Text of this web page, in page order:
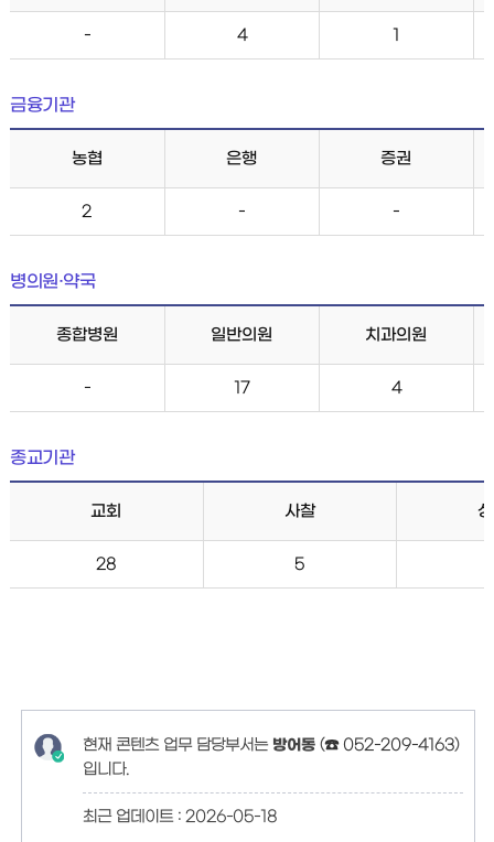
- 4
금융기관
농협 은행 증권
2 - -
병의원·약국
종합병원 일반의원 치과의원
- 17 4
종교기관
교회 사찰
28 5
현재 콘텐츠 업무 담당부서는 방어동(☎ 052-209-4163)
입니다.
최근 업데이트 : 2026-05-18